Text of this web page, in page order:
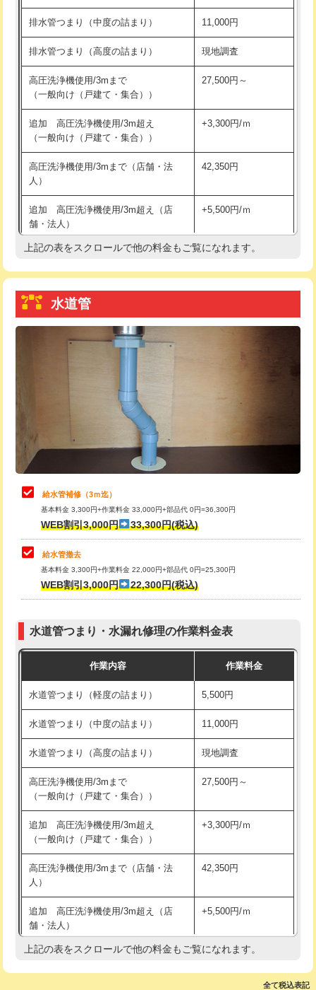
持込商品取付（浄水器・分岐水栓） 16,500円
給水管工事※（ホール加工) 16,500円
給水管工事※（バンド止め) 3,300円
給水管工事※（支持金具設置)
給水管工事※（保温材使用（バンド止
め込み）)
5,500円
給水管工事※（土の掘削・埋め戻し作
業)
11,000円
給水管工事※（塩ビ管（VP・HI）使
用/3ｍまで)
33,000円
給水管工事※（塩ビ管（VP・HI）使
+8,800円
給水管工事※（ライニング鋼管・銅
管・ポリ管・HT管使用/3ｍまで)
給水管工事※（ライニング鋼管・銅
管・ポリ管・HT管使用/3ｍ超え)
排水管工事（土の掘削・埋め戻し作
11,000円~
排水管工事（排水管工事/3ｍまで） 55,000円
排水管工事（追加 排水管工事/3ｍ超
マス交換（土の掘削・埋め戻し作業）
マス交換（深さ50㎝未満）
マス交換（深さ50㎝以上）
コンクリート斫り（厚さ10㎝まで）
モルタル補修（厚さ10㎝超え） 38,500円
洗面台設置 38,500円
化粧台設置 22,000円
追加人工 16,500円
廃棄・処分 現場見積
※給水管工事は20mmまでの価格です。
排水管つまり（中度の詰まり） 11,000円
排水管つまり（高度の詰まり） 現地調査
高圧洗浄機使用/3mまで
（一般向け（戸建て・集合））
27,500円～
追加 高圧洗浄機使用/3m超え
（一般向け（戸建て・集合））
+3,300円/ｍ
高圧洗浄機使用/3mまで（店舗・法
人）
42,350円
追加 高圧洗浄機使用/3m超え（店
舗・法人）
+5,500円/ｍ
高度高圧洗浄換 現地調査
トーラー機使用/3mまで
追加トーラー機使用/3m超え
8,800円
止水・漏水調査・防水処理・清掃・修
理・調整・分解・加工など（軽作業）
11,000円
止水・漏水調査・防水処理・清掃・修
理・調整・分解・加工など（中作業）
止水・漏水調査・防水処理・清掃・修
理・調整・分解・加工など（重作業）
33,000円
その他部品の脱着
交換・取付（タンク）
式）)
式・ワンホール）)
交換・取付(排水栓・排水トラップ
22,000円+材料費
持込商品取付（混合水栓）
持込商品取付（浄水器・分岐水栓） 16,500円
業）
排水管工事（追加 排水管工事/3ｍ超
え）
マス交換（土の掘削・埋め戻し作業） 11,000円~
上記の表をスクロールで他の料金もご覧になれます。
水道管
給水管補修（3ｍ迄）
基本料金 3,300円+作業料金 33,000円+部品代 0円=36,300円
WEB割引3,000円 33,300円(税込)
給水管撤去
基本料金 3,300円+作業料金 22,000円+部品代 0円=25,300円
WEB割引3,000円 22,300円(税込)
水道管つまり・水漏れ修理の作業料金表
作業内容 作業料金
水道管つまり（軽度の詰まり） 5,500円
水道管つまり（中度の詰まり） 11,000円
水道管つまり（高度の詰まり） 現地調査
高圧洗浄機使用/3mまで
（一般向け（戸建て・集合））
27,500円～
追加 高圧洗浄機使用/3m超え
（一般向け（戸建て・集合））
+3,300円/ｍ
高圧洗浄機使用/3mまで（店舗・法
人）
42,350円
追加 高圧洗浄機使用/3m超え（店
舗・法人）
+5,500円/ｍ
高度高圧洗浄換 現地調査
上記の表をスクロールで他の料金もご覧になれます。
全て税込表記